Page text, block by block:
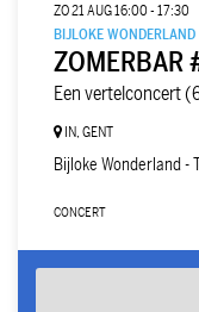
ZOMERBAR
Een vertelconcert
BIJLOKE WONDERLAND
ZO 21 AUG16:00 - 17:30
IN, GENT
Bijloke Wonderland -
CONCERT